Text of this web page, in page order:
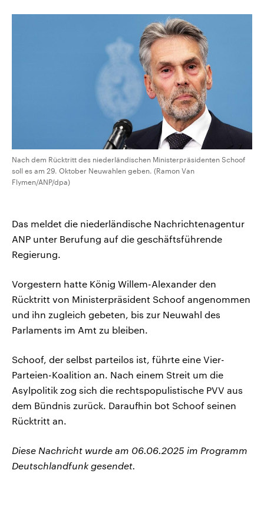
Umfragen, Prognosen,
Wahlprogramme, aktuelle Berichte
und Hintergründe zu den Parteien
und Kandidaten der anstehenden
Podcasts
Nach dem Rücktritt des niederländischen Ministerpräsidenten Schoof
soll es am 29. Oktober Neuwahlen geben. (Ramon Van
Flymen/ANP/dpa)
Das meldet die niederländische Nachrichtenagentur
ANP unter Berufung auf die geschäftsführende
Regierung.
Vorgestern hatte König Willem-Alexander den
Rücktritt von Ministerpräsident Schoof angenommen
und ihn zugleich gebeten, bis zur Neuwahl des
Parlaments im Amt zu bleiben.
Schoof, der selbst parteilos ist, führte eine Vier-
Parteien-Koalition an. Nach einem Streit um die
Asylpolitik zog sich die rechtspopulistische PVV aus
dem Bündnis zurück. Daraufhin bot Schoof seinen
Rücktritt an.
Diese Nachricht wurde am 06.06.2025 im Programm
Deutschlandfunk gesendet.